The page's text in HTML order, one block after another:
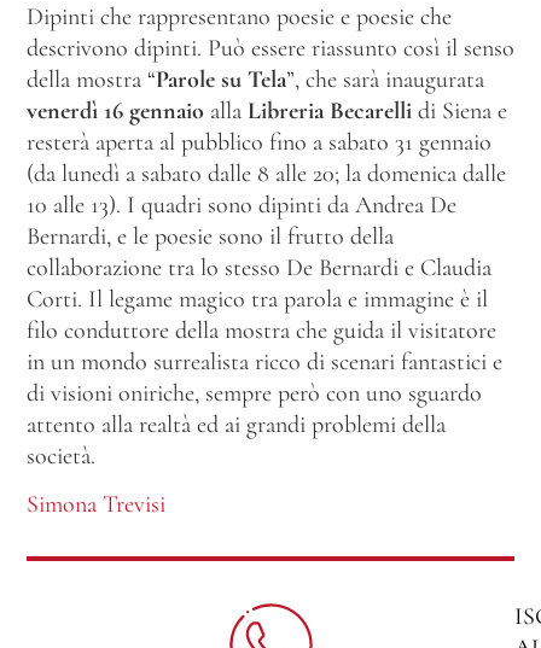
Dipinti che rappresentano poesie e poesie che
descrivono dipinti. Può essere riassunto così il senso
della mostra “Parole su Tela”, che sarà inaugurata
venerdì 16 gennaio alla Libreria Becarelli di Siena e
resterà aperta al pubblico fino a sabato 31 gennaio
(da lunedì a sabato dalle 8 alle 20; la domenica dalle
10 alle 13). I quadri sono dipinti da Andrea De
Bernardi, e le poesie sono il frutto della
collaborazione tra lo stesso De Bernardi e Claudia
Corti. Il legame magico tra parola e immagine è il
filo conduttore della mostra che guida il visitatore
in un mondo surrealista ricco di scenari fantastici e
di visioni oniriche, sempre però con uno sguardo
attento alla realtà ed ai grandi problemi della
società.
Simona Trevisi